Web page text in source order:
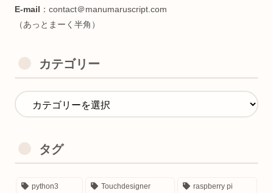
・アロマテラピー検定1級(サウナhack)
・Google Cloud Generative AI Leader
＜好きなたべもの🍖＞
おにく
気に入った記事があれば、お友達にシェアして貰えると喜
検索上位で中身薄い企業サイトに対抗し個人でがんばってま
す。
口コミでちょっとずつ広がってくれると嬉しいです😋
カテゴリー
タグ
python3 Touchdesigner raspberry pi